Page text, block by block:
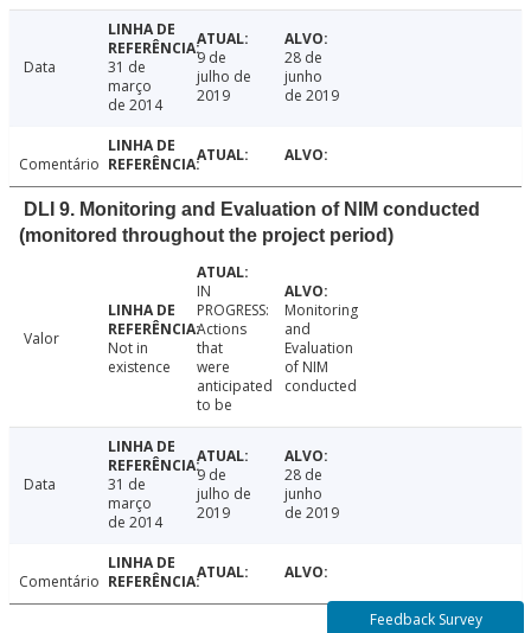
Data
31 de
março
de 2014
9 de
julho de
2019
28 de
junho
de 2019
Comentário
DLI 9. Monitoring and Evaluation of NIM conducted
(monitored throughout the project period)
Valor
Not in
existence
IN
PROGRESS:
Actions
that
were
anticipated
to be
Monitoring
and
Evaluation
of NIM
conducted
Data
31 de
março
de 2014
9 de
julho de
2019
28 de
junho
de 2019
Comentário
Feedback Survey